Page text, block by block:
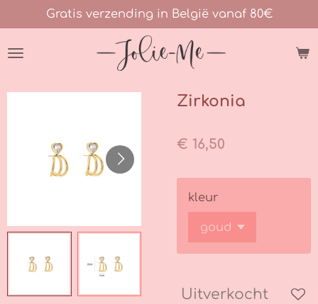
direct
naar
Gratis verzending in België vanaf 80€
Zirkonia
€ 16,50
kleur
Uitverkocht